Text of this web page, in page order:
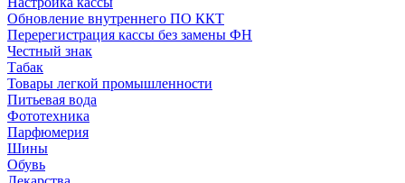
Обновление внутреннего ПО ККТ
Перерегистрация кассы без замены ФН
Честный знак
Табак
Товары легкой промышленности
Питьевая вода
Фототехника
Парфюмерия
Шины
Обувь